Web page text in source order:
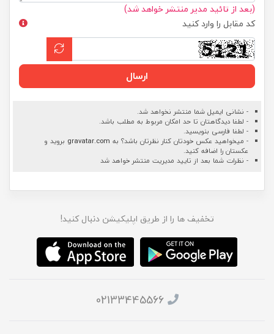
(بعد از تائید مدیر منتشر خواهد شد)
کد مقابل را وارد کنید
ارسال
- نشانی ایمیل شما منتشر نخواهد شد.
- لطفا دیدگاهتان تا حد امکان مربوط به مطلب باشد.
- لطفا فارسی بنویسید.
- میخواهید عکس خودتان کنار نظرتان باشد؟ به gravatar.com بروید و
عکستان را اضافه کنید.
- نظرات شما بعد از تایید مدیریت منتشر خواهد شد
تخفیف ها را از طریق اپلیکیشن دنبال کنید!
02133445566